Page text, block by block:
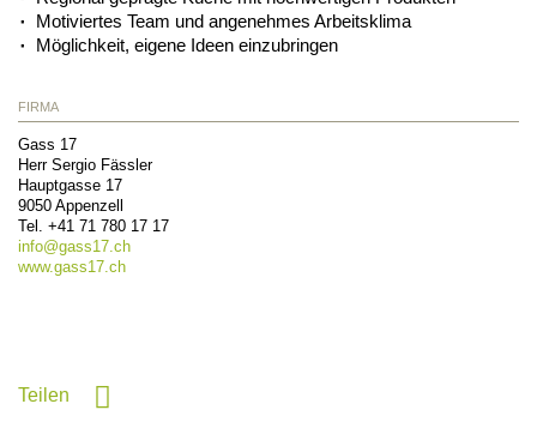
Motiviertes Team und angenehmes Arbeitsklima
Möglichkeit, eigene Ideen einzubringen
FIRMA
Gass 17
Herr Sergio Fässler
Hauptgasse 17
9050 Appenzell
Tel. +41 71 780 17 17
info@gass17.ch
www.gass17.ch
Teilen